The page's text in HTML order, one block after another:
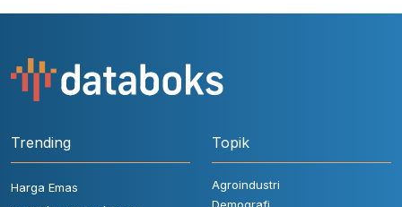
Trending
Harga Emas
Topik
Agroindustri
Demografi